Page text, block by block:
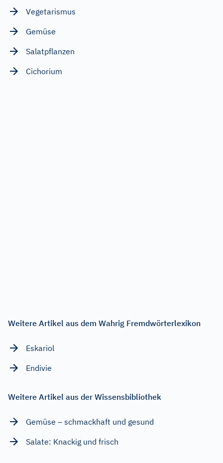
Vegetarismus
Gemüse
Salatpflanzen
Cichorium
Weitere Artikel aus dem Wahrig Fremdwörterlexikon
Eskariol
Endivie
Weitere Artikel aus der Wissensbibliothek
Gemüse – schmackhaft und gesund
Salate: Knackig und frisch